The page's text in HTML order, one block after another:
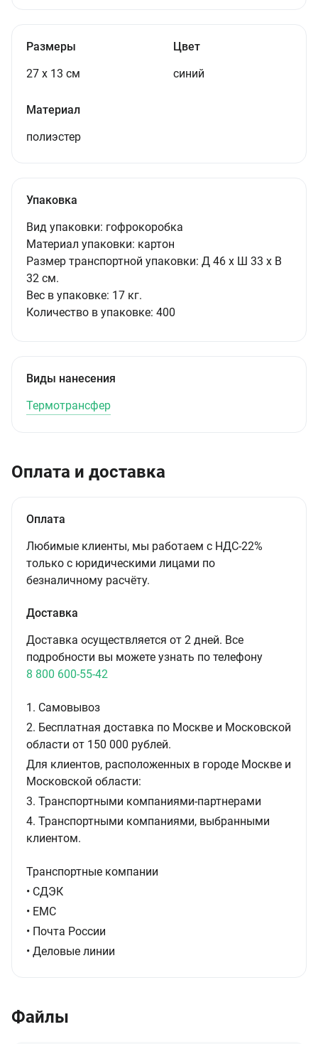
Размеры
27 x 13 см
Цвет
синий
Материал
полиэстер
Упаковка
Вид упаковки: гофрокоробка
Материал упаковки: картон
Размер транспортной упаковки: Д 46 x Ш 33 x В
32 см.
Вес в упаковке: 17 кг.
Количество в упаковке: 400
Виды нанесения
Термотрансфер
Оплата и доставка
Оплата
Любимые клиенты, мы работаем с НДС-22%
только с юридическими лицами по
безналичному расчёту.
Доставка
Доставка осуществляется от 2 дней. Все
подробности вы можете узнать по телефону
8 800 600-55-42
1. Самовывоз
2. Бесплатная доставка по Москве и Московской
области от 150 000 рублей.
Для клиентов, расположенных в городе Москве и
Московской области:
3. Транспортными компаниями-партнерами
4. Транспортными компаниями, выбранными
клиентом.
Транспортные компании
• СДЭК
• ЕМС
• Почта России
• Деловые линии
Файлы